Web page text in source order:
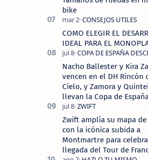
bike
COMO ELEGIR EL
IDEAL PARA EL
Nacho Ballester y Kira
vencen en el DH Rincón
Cielo, y Zamora y
llevan la Copa de
Zwift amplía su mapa de
con la icónica subida a
Montmartre para
llegada del Tour de